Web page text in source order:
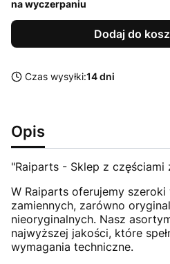
na wyczerpaniu
Dodaj do
Czas wysyłki:14 dni
Opis
"Raiparts - Sklep z częściami
W Raiparts oferujemy
zamiennych, zarówno
nieoryginalnych. Nasz
najwyższej jakości, które
wymagania techniczne.